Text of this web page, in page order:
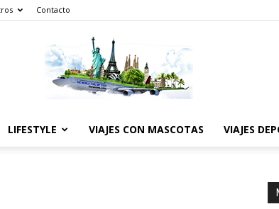
Contacto
LIFESTYLE VIAJES CON MASCOTAS VIAJES